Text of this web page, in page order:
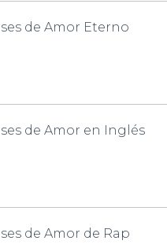
de Amor Eterno
de Amor en Inglés
de Amor de Rap